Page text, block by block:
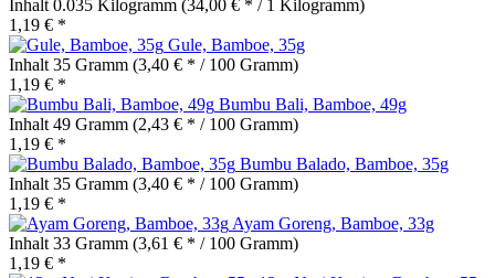
Inhalt 0.035 Kilogramm (34,00 € * / 1 Kilogramm)
1,19 € *
Gule, Bamboe, 35g
Inhalt 35 Gramm (3,40 € * / 100 Gramm)
1,19 € *
Bumbu Bali, Bamboe, 49g
Inhalt 49 Gramm (2,43 € * / 100 Gramm)
1,19 € *
Bumbu Balado, Bamboe, 35g
Inhalt 35 Gramm (3,40 € * / 100 Gramm)
1,19 € *
Ayam Goreng, Bamboe, 33g
Inhalt 33 Gramm (3,61 € * / 100 Gramm)
1,19 € *